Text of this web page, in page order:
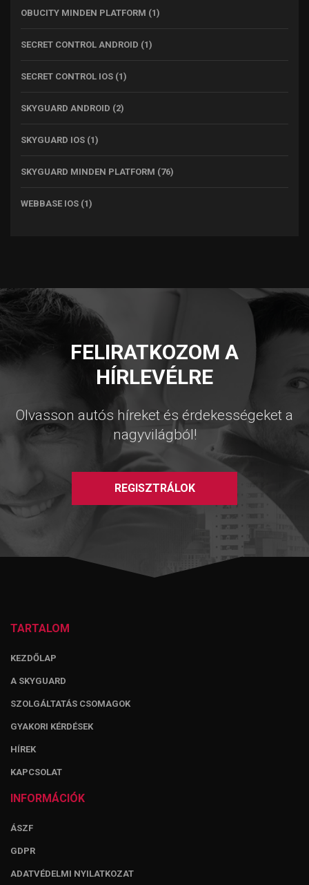
OBUCITY MINDEN PLATFORM (1)
SECRET CONTROL ANDROID (1)
SECRET CONTROL IOS (1)
SKYGUARD ANDROID (2)
SKYGUARD IOS (1)
SKYGUARD MINDEN PLATFORM (76)
WEBBASE IOS (1)
FELIRATKOZOM A
HÍRLEVÉLRE
Olvasson autós híreket és érdekességeket a
nagyvilágból!
REGISZTRÁLOK
TARTALOM
KEZDŐLAP
A SKYGUARD
SZOLGÁLTATÁS CSOMAGOK
GYAKORI KÉRDÉSEK
HÍREK
KAPCSOLAT
INFORMÁCIÓK
ÁSZF
GDPR
ADATVÉDELMI NYILATKOZAT